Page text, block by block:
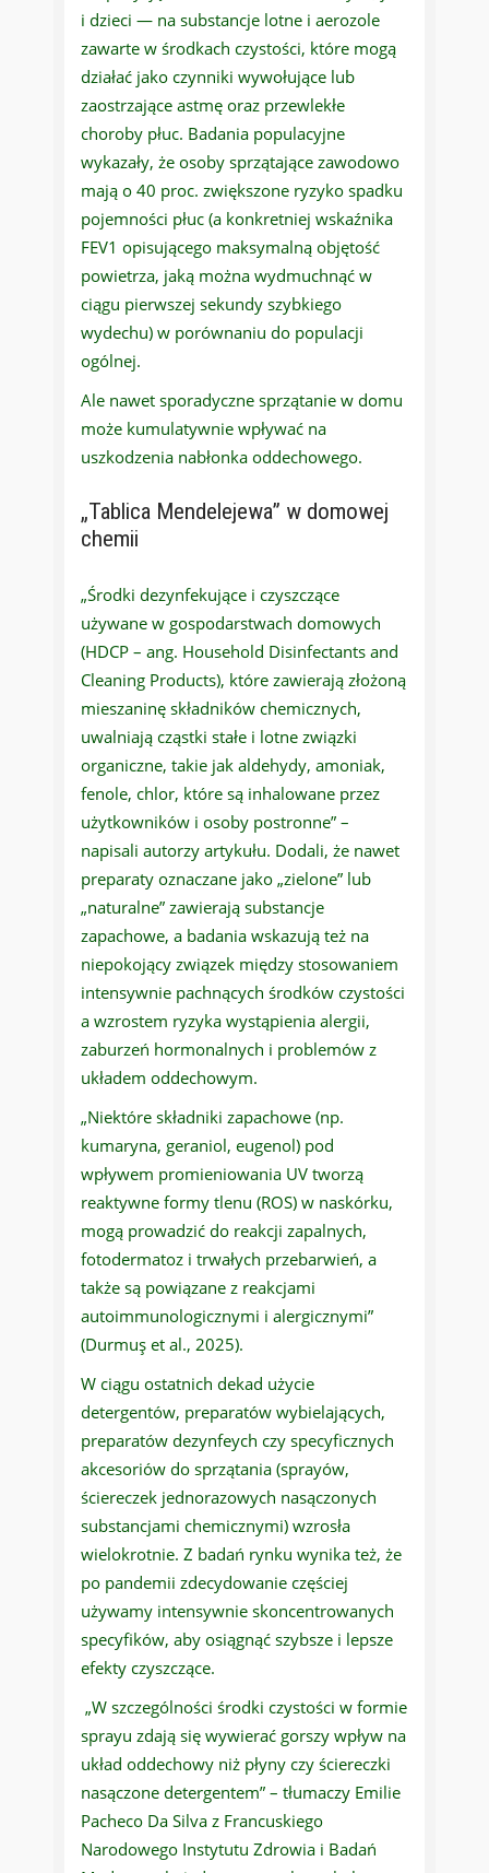
i dzieci — na substancje lotne i aerozole
zawarte w środkach czystości, które mogą
działać jako czynniki wywołujące lub
zaostrzające astmę oraz przewlekłe
choroby płuc. Badania populacyjne
wykazały, że osoby sprzątające zawodowo
mają o 40 proc. zwiększone ryzyko spadku
pojemności płuc (a konkretniej wskaźnika
FEV1 opisującego maksymalną objętość
powietrza, jaką można wydmuchnąć w
ciągu pierwszej sekundy szybkiego
wydechu) w porównaniu do populacji
ogólnej.
Ale nawet sporadyczne sprzątanie w domu
może kumulatywnie wpływać na
uszkodzenia nabłonka oddechowego.
„Tablica Mendelejewa” w domowej
chemii
„Środki dezynfekujące i czyszczące
używane w gospodarstwach domowych
(HDCP – ang. Household Disinfectants and
Cleaning Products), które zawierają złożoną
mieszaninę składników chemicznych,
uwalniają cząstki stałe i lotne związki
organiczne, takie jak aldehydy, amoniak,
fenole, chlor, które są inhalowane przez
użytkowników i osoby postronne” –
napisali autorzy artykułu. Dodali, że nawet
preparaty oznaczane jako „zielone” lub
„naturalne” zawierają substancje
zapachowe, a badania wskazują też na
niepokojący związek między stosowaniem
intensywnie pachnących środków czystości
a wzrostem ryzyka wystąpienia alergii,
zaburzeń hormonalnych i problemów z
układem oddechowym.
„Niektóre składniki zapachowe (np.
kumaryna, geraniol, eugenol) pod
wpływem promieniowania UV tworzą
reaktywne formy tlenu (ROS) w naskórku,
mogą prowadzić do reakcji zapalnych,
fotodermatoz i trwałych przebarwień, a
także są powiązane z reakcjami
autoimmunologicznymi i alergicznymi”
(Durmuş et al., 2025).
W ciągu ostatnich dekad użycie
detergentów, preparatów wybielających,
preparatów dezynfeych czy specyficznych
akcesoriów do sprzątania (sprayów,
ściereczek jednorazowych nasączonych
substancjami chemicznymi) wzrosła
wielokrotnie. Z badań rynku wynika też, że
po pandemii zdecydowanie częściej
używamy intensywnie skoncentrowanych
specyfików, aby osiągnąć szybsze i lepsze
efekty czyszczące.
„W szczególności środki czystości w formie
sprayu zdają się wywierać gorszy wpływ na
układ oddechowy niż płyny czy ściereczki
nasączone detergentem” – tłumaczy Emilie
Pacheco Da Silva z Francuskiego
Narodowego Instytutu Zdrowia i Badań